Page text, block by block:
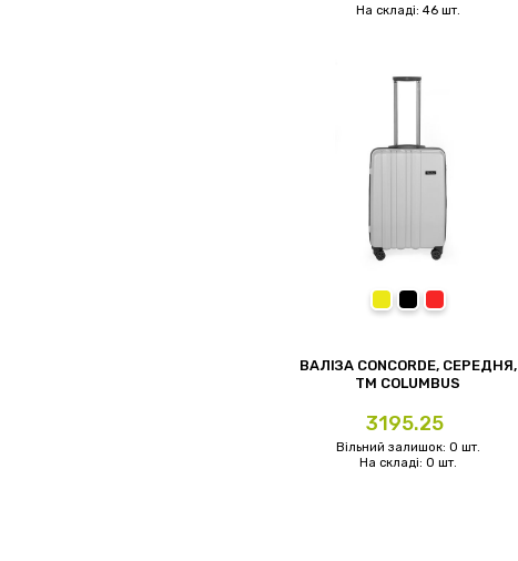
На складі: 46 шт.
ВАЛІЗА CONCORDE, СЕРЕДНЯ,
TM COLUMBUS
Ціна
3195.25
Вільний залишок: 0 шт.
На складі: 0 шт.